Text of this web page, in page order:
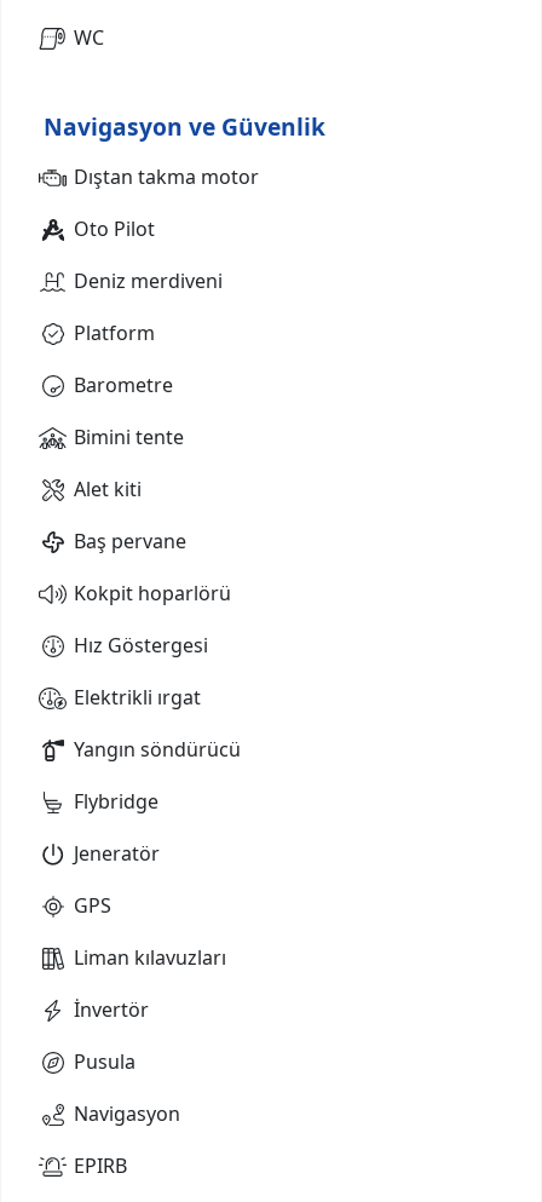
WC
Navigasyon ve Güvenlik
Dıştan takma motor
Oto Pilot
Deniz merdiveni
Platform
Barometre
Bimini tente
Alet kiti
Baş pervane
Kokpit hoparlörü
Hız Göstergesi
Elektrikli ırgat
Yangın söndürücü
Flybridge
Jeneratör
GPS
Liman kılavuzları
İnvertör
Pusula
Navigasyon
EPIRB